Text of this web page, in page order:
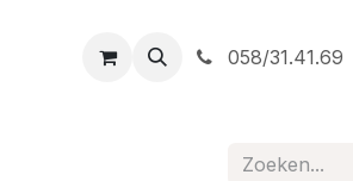
058/31.41.69